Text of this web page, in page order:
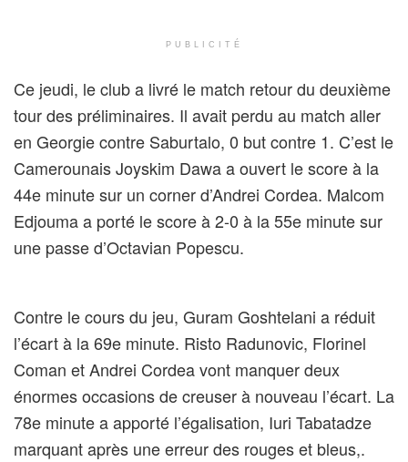
PUBLICITÉ
Ce jeudi, le club a livré le match retour du deuxième
tour des préliminaires. Il avait perdu au match aller
en Georgie contre Saburtalo, 0 but contre 1. C’est le
Camerounais Joyskim Dawa a ouvert le score à la
44e minute sur un corner d’Andrei Cordea. Malcom
Edjouma a porté le score à 2-0 à la 55e minute sur
une passe d’Octavian Popescu.
Contre le cours du jeu, Guram Goshtelani a réduit
l’écart à la 69e minute. Risto Radunovic, Florinel
Coman et Andrei Cordea vont manquer deux
énormes occasions de creuser à nouveau l’écart. La
78e minute a apporté l’égalisation, Iuri Tabatadze
marquant après une erreur des rouges et bleus,.